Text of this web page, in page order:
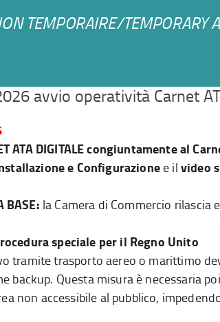
TEMPORAIRE/TEMPORARY
avvio operatività Carnet
ATA DIGITALE congiuntamente al
e Configurazionee il video
BASE: la Camera di Commercio rilascia
speciale per il Regno Unito
tramite trasporto aereo o marittimo
backup. Questa misura è necessaria
non accessibile al pubblico,